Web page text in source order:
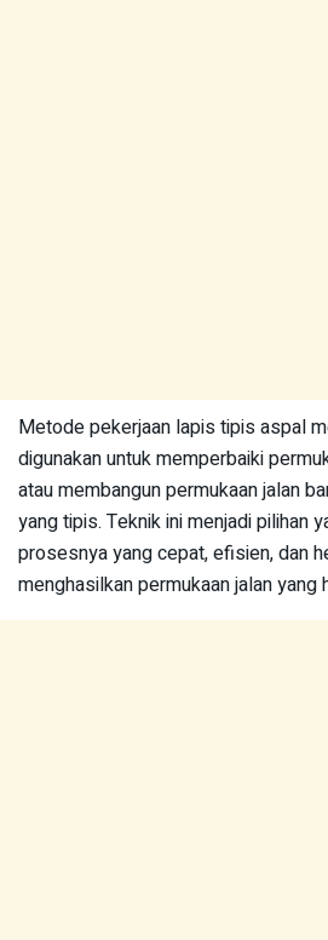
Metode pekerjaan lapis tipis aspal
digunakan untuk memperbaiki
atau membangun permukaan jalan
yang tipis. Teknik ini menjadi pilihan
prosesnya yang cepat, efisien, dan
menghasilkan permukaan jalan yang